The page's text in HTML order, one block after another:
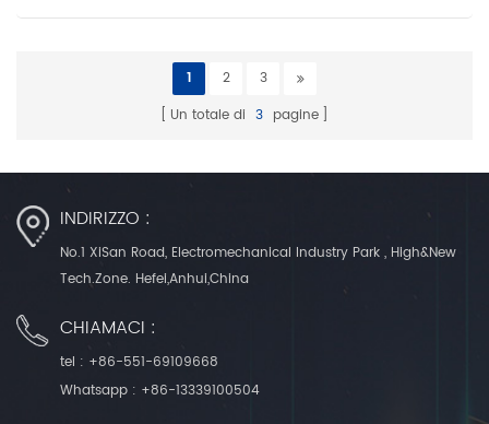
1 2
3
Un totale di 3 pagine
INDIRIZZO :
No.1 XiSan Road, Electromechanical Industry Park , High&New
Tech.Zone. Hefei,Anhui,China
CHIAMACI :
tel : +86-551-69109668
Whatsapp : +86-13339100504